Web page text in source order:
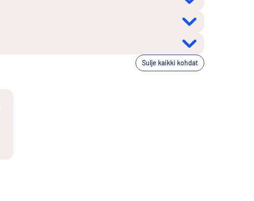
Sulje kaikki kohdat